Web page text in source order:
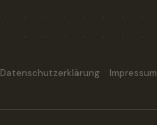
Datenschutzerklärung Impressum